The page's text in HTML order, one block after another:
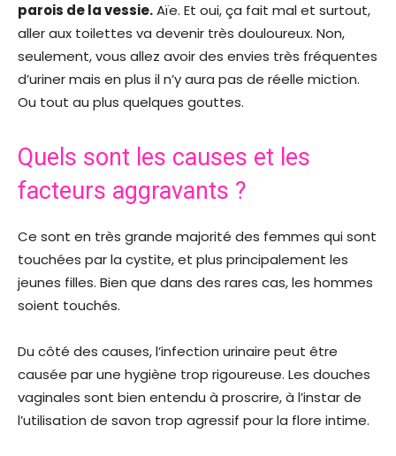
parois de la vessie.Aïe. Et oui, ça fait mal et surtout,
aller aux toilettes va devenir très douloureux. Non,
seulement, vous allez avoir des envies très fréquentes
d’uriner mais en plus il n’y aura pas de réelle miction.
Ou tout au plus quelques gouttes.
Quels sont les causes et les
facteurs aggravants ?
Ce sont en très grande majorité des femmes qui sont
touchées par la cystite, et plus principalement les
jeunes filles. Bien que dans des rares cas, les hommes
soient touchés.
Du côté des causes, l’infection urinaire peut être
causée par une hygiène trop rigoureuse. Les douches
vaginales sont bien entendu à proscrire, à l’instar de
l’utilisation de savon trop agressif pour la flore intime.